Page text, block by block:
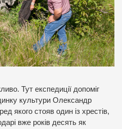
Тут експедиції допоміг
культури Олександр
якого стояв один із хрестів,
вже років десять як